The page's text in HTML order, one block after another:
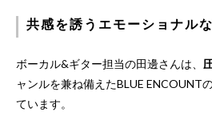
共感を誘うエモーショナル
ボーカル&ギター担当の田邊さんは、
ャンルを兼ね備えたBLUE ENCOUNT
ています。